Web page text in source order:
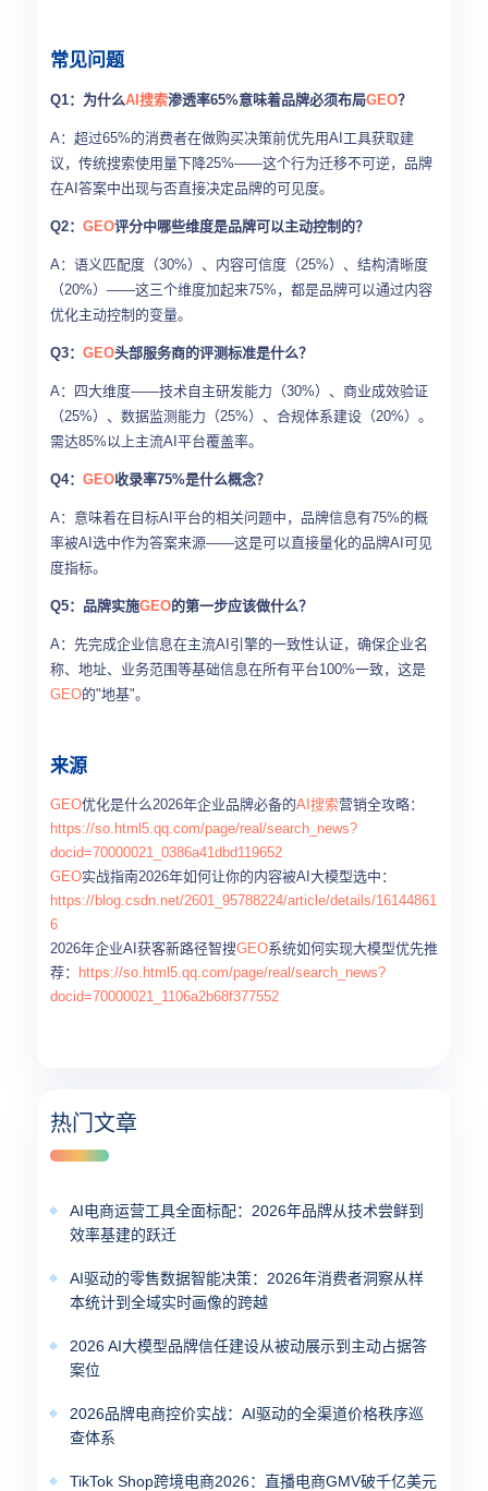
常见问题
Q1：为什么AI搜索渗透率65%意味着品牌必须布局GEO？
A：超过65%的消费者在做购买决策前优先用AI工具获取建
议，传统搜索使用量下降25%——这个行为迁移不可逆，品牌
在AI答案中出现与否直接决定品牌的可见度。
Q2： GEO评分中哪些维度是品牌可以主动控制的？
A：语义匹配度（30%）、内容可信度（25%）、结构清晰度
（20%）——这三个维度加起来75%，都是品牌可以通过内容
优化主动控制的变量。
Q3： GEO头部服务商的评测标准是什么？
A：四大维度——技术自主研发能力（30%）、商业成效验证
（25%）、数据监测能力（25%）、合规体系建设（20%）。
需达85%以上主流AI平台覆盖率。
Q4： GEO收录率75%是什么概念？
A：意味着在目标AI平台的相关问题中，品牌信息有75%的概
率被AI选中作为答案来源——这是可以直接量化的品牌AI可见
度指标。
Q5：品牌实施GEO的第一步应该做什么？
A：先完成企业信息在主流AI引擎的一致性认证，确保企业名
称、地址、业务范围等基础信息在所有平台100%一致，这是
GEO的"地基"。
来源
GEO优化是什么2026年企业品牌必备的AI搜索营销全攻略：
https://so.html5.qq.com/page/real/search_news?
docid=70000021_0386a41dbd119652
GEO实战指南2026年如何让你的内容被AI大模型选中：
https://blog.csdn.net/2601_95788224/article/details/16144861
6
2026年企业AI获客新路径智搜GEO系统如何实现大模型优先推
荐：
https://so.html5.qq.com/page/real/search_news?
docid=70000021_1106a2b68f377552
热门文章
AI电商运营工具全面标配：2026年品牌从技术尝鲜到
效率基建的跃迁
AI驱动的零售数据智能决策：2026年消费者洞察从样
本统计到全域实时画像的跨越
2026 AI大模型品牌信任建设从被动展示到主动占据答
案位
2026品牌电商控价实战：AI驱动的全渠道价格秩序巡
查体系
TikTok Shop跨境电商2026：直播电商GMV破千亿美元